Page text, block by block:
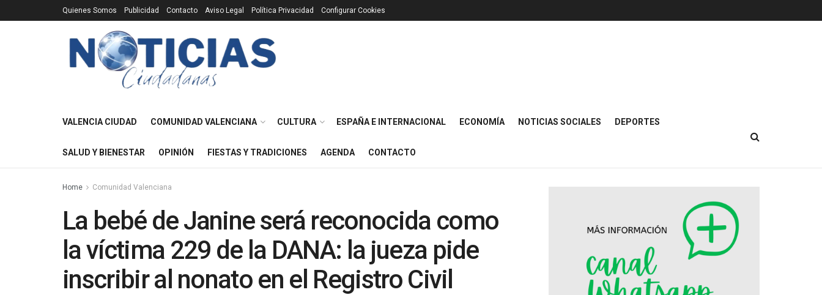
Quienes Somos Publicidad Contacto Aviso Legal Política Privacidad Configurar Cookies
VALENCIA CIUDAD COMUNIDAD VALENCIANA CULTURA ESPAÑA E INTERNACIONAL ECONOMÍA NOTICIAS SOCIALES DEPORTES
SALUD Y BIENESTAR OPINIÓN FIESTAS Y TRADICIONES AGENDA CONTACTO
Home Comunidad Valenciana
La bebé de Janine será reconocida como
la víctima 229 de la DANA: la jueza pide
inscribir al nonato en el Registro Civil